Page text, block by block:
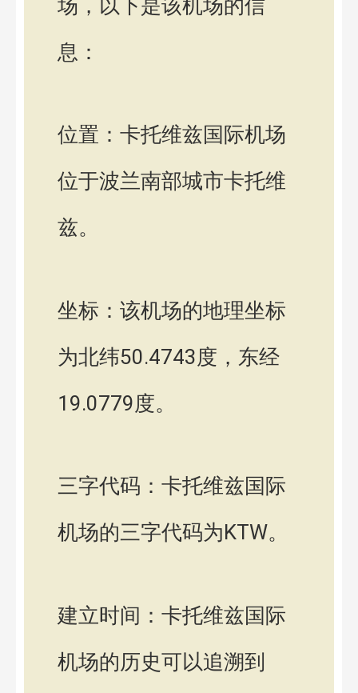
场，以下是该机场的信
息：
位置：卡托维兹国际机场
位于波兰南部城市卡托维
兹。
坐标：该机场的地理坐标
为北纬50.4743度，东经
19.0779度。
三字代码：卡托维兹国际
机场的三字代码为KTW。
建立时间：卡托维兹国际
机场的历史可以追溯到